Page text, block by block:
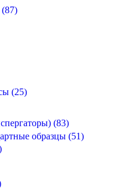
(25)
(83)
образцы (51)